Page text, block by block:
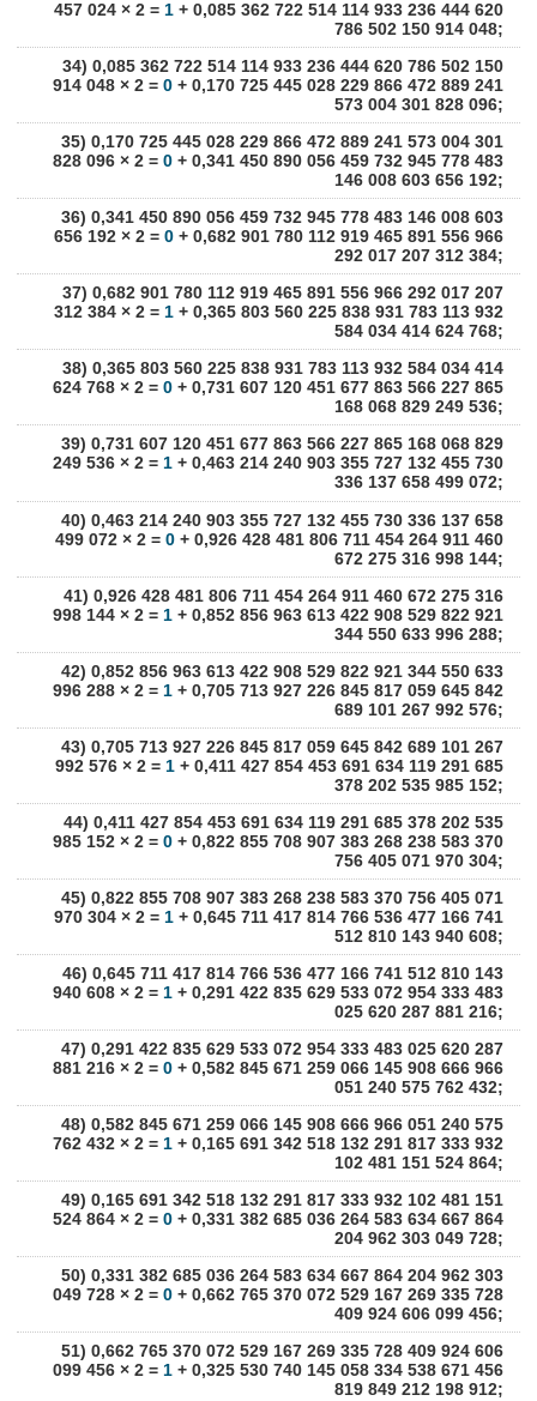
457 024 × 2 = 1+ 0,085 362 722 514 114 933 236 444 620
786 502 150 914 048;
34) 0,085 362 722 514 114 933 236 444 620 786 502 150
914 048 × 2 = 0+ 0,170 725 445 028 229 866 472 889 241
573 004 301 828 096;
35) 0,170 725 445 028 229 866 472 889 241 573 004 301
828 096 × 2 = 0+ 0,341 450 890 056 459 732 945 778 483
146 008 603 656 192;
36) 0,341 450 890 056 459 732 945 778 483 146 008 603
656 192 × 2 = 0+ 0,682 901 780 112 919 465 891 556 966
292 017 207 312 384;
37) 0,682 901 780 112 919 465 891 556 966 292 017 207
312 384 × 2 = 1+ 0,365 803 560 225 838 931 783 113 932
584 034 414 624 768;
38) 0,365 803 560 225 838 931 783 113 932 584 034 414
624 768 × 2 = 0+ 0,731 607 120 451 677 863 566 227 865
168 068 829 249 536;
39) 0,731 607 120 451 677 863 566 227 865 168 068 829
249 536 × 2 = 1+ 0,463 214 240 903 355 727 132 455 730
336 137 658 499 072;
40) 0,463 214 240 903 355 727 132 455 730 336 137 658
499 072 × 2 = 0+ 0,926 428 481 806 711 454 264 911 460
672 275 316 998 144;
41) 0,926 428 481 806 711 454 264 911 460 672 275 316
998 144 × 2 = 1+ 0,852 856 963 613 422 908 529 822 921
344 550 633 996 288;
42) 0,852 856 963 613 422 908 529 822 921 344 550 633
996 288 × 2 = 1+ 0,705 713 927 226 845 817 059 645 842
689 101 267 992 576;
43) 0,705 713 927 226 845 817 059 645 842 689 101 267
992 576 × 2 = 1+ 0,411 427 854 453 691 634 119 291 685
378 202 535 985 152;
44) 0,411 427 854 453 691 634 119 291 685 378 202 535
985 152 × 2 = 0+ 0,822 855 708 907 383 268 238 583 370
756 405 071 970 304;
45) 0,822 855 708 907 383 268 238 583 370 756 405 071
970 304 × 2 = 1+ 0,645 711 417 814 766 536 477 166 741
512 810 143 940 608;
46) 0,645 711 417 814 766 536 477 166 741 512 810 143
940 608 × 2 = 1+ 0,291 422 835 629 533 072 954 333 483
025 620 287 881 216;
47) 0,291 422 835 629 533 072 954 333 483 025 620 287
881 216 × 2 = 0+ 0,582 845 671 259 066 145 908 666 966
051 240 575 762 432;
48) 0,582 845 671 259 066 145 908 666 966 051 240 575
762 432 × 2 = 1+ 0,165 691 342 518 132 291 817 333 932
102 481 151 524 864;
49) 0,165 691 342 518 132 291 817 333 932 102 481 151
524 864 × 2 = 0+ 0,331 382 685 036 264 583 634 667 864
204 962 303 049 728;
50) 0,331 382 685 036 264 583 634 667 864 204 962 303
049 728 × 2 = 0+ 0,662 765 370 072 529 167 269 335 728
409 924 606 099 456;
51) 0,662 765 370 072 529 167 269 335 728 409 924 606
099 456 × 2 = 1+ 0,325 530 740 145 058 334 538 671 456
819 849 212 198 912;